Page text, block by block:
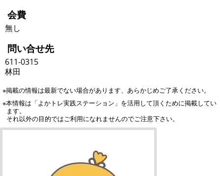
会費
無し
問い合せ先
611-0315
林田
※掲載の情報は最新でない場合があります、あらかじめご了承ください。
※本情報は「よかトレ実践ステーション」を活用して頂くために掲載してい
ます。
それ以外の目的ではご利用になれませんのでご注意下さい。